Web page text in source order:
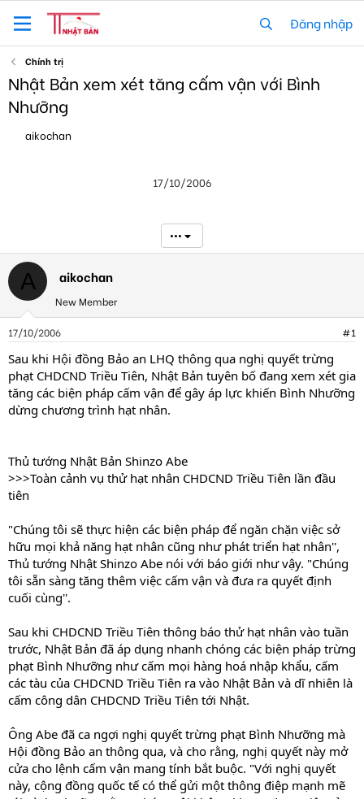
Đăng nhập
Chính trị
Nhật Bản xem xét tăng cấm vận với Bình
Nhưỡng
h
r
e
r
aikochan
17/10/2006
•••
A aikochan
New Member
17/10/2006 #1
Sau khi Hội đồng Bảo an LHQ thông qua nghị quyết trừng
phạt CHDCND Triều Tiên, Nhật Bản tuyên bố đang xem xét gia
tăng các biện pháp cấm vận để gây áp lực khiến Bình Nhưỡng
dừng chương trình hạt nhân.
Thủ tướng Nhật Bản Shinzo Abe
>>>Toàn cảnh vụ thử hạt nhân CHDCND Triều Tiên lần đầu
tiên
"Chúng tôi sẽ thực hiện các biện pháp để ngăn chặn việc sở
hữu mọi khả năng hạt nhân cũng như phát triển hạt nhân'',
Thủ tướng Nhật Shinzo Abe nói với báo giới như vậy. "Chúng
tôi sẵn sàng tăng thêm việc cấm vận và đưa ra quyết định
cuối cùng''.
Sau khi CHDCND Triều Tiên thông báo thử hạt nhân vào tuần
trước, Nhật Bản đã áp dụng nhanh chóng các biện pháp trừng
phạt Bình Nhưỡng như cấm mọi hàng hoá nhập khẩu, cấm
các tàu của CHDCND Triều Tiên ra vào Nhật Bản và dĩ nhiên là
cấm công dân CHDCND Triều Tiên tới Nhật.
Ông Abe đã ca ngợi nghị quyết trừng phạt Bình Nhưỡng mà
Hội đồng Bảo an thông qua, và cho rằng, nghị quyết này mở
cửa cho lệnh cấm vận mang tính bắt buộc. "Với nghị quyết
này, cộng đồng quốc tế có thể gửi một thông điệp mạnh mẽ